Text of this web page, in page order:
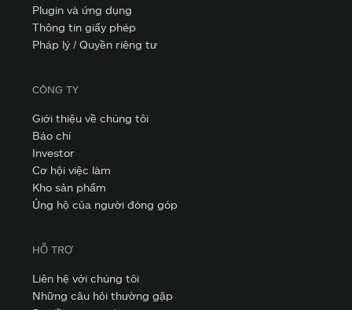
Plugin và ứng dụng
Thông tin giấy phép
Pháp lý / Quyền riêng tư
CÔNG TY
Giới thiệu về chúng tôi
Báo chí
Investor
Cơ hội việc làm
Kho sản phẩm
Ủng hộ của người đóng góp
HỖ TRỢ
Liên hệ với chúng tôi
Những câu hỏi thường gặp